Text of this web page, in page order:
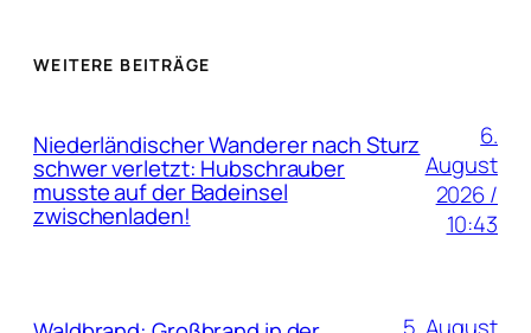
WEITERE BEITRÄGE
Niederländischer Wanderer nach Sturz
schwer verletzt: Hubschrauber
musste auf der Badeinsel
zwischenladen!
6.
August
2026 /
10:43